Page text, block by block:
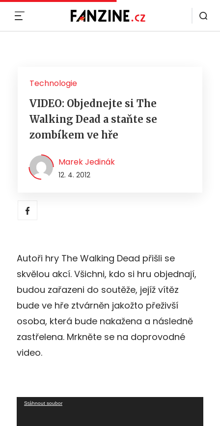
Technologie
VIDEO: Objednejte si The
Walking Dead a staňte se
zombíkem ve hře
Marek Jedinák
12. 4. 2012
Autoři hry The Walking Dead přišli se
skvělou akcí. Všichni, kdo si hru objednají,
budou zařazeni do soutěže, jejíž vítěz
bude ve hře ztvárněn jakožto přeživší
osoba, která bude nakažena a následně
zastřelena. Mrkněte se na doprovodné
video.
Video
Stáhnout soubor